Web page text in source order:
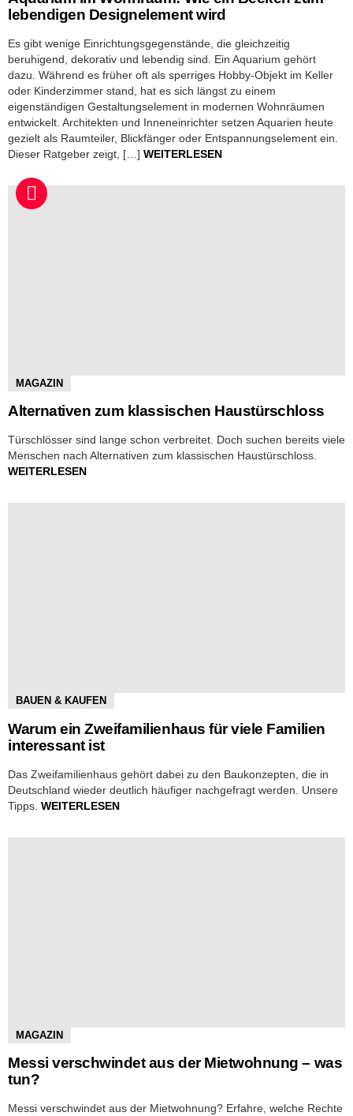
lebendigen Designelement wird
Es gibt wenige Einrichtungsgegenstände, die gleichzeitig
beruhigend, dekorativ und lebendig sind. Ein Aquarium gehört
dazu. Während es früher oft als sperriges Hobby-Objekt im Keller
oder Kinderzimmer stand, hat es sich längst zu einem
eigenständigen Gestaltungselement in modernen Wohnräumen
entwickelt. Architekten und Inneneinrichter setzen Aquarien heute
gezielt als Raumteiler, Blickfänger oder Entspannungselement ein.
Dieser Ratgeber zeigt, […] WEITERLESEN
MAGAZIN
Alternativen zum klassischen Haustürschloss
Türschlösser sind lange schon verbreitet. Doch suchen bereits viele
Menschen nach Alternativen zum klassischen Haustürschloss.
WEITERLESEN
BAUEN & KAUFEN
Warum ein Zweifamilienhaus für viele Familien
interessant ist
Das Zweifamilienhaus gehört dabei zu den Baukonzepten, die in
Deutschland wieder deutlich häufiger nachgefragt werden. Unsere
Tipps. WEITERLESEN
MAGAZIN
Messi verschwindet aus der Mietwohnung – was
tun?
Messi verschwindet aus der Mietwohnung? Erfahre, welche Rechte